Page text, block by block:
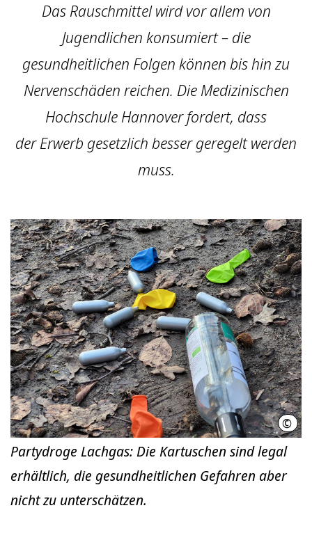
Das Rauschmittel wird vor allem von
Jugendlichen konsumiert – die
gesundheitlichen Folgen können bis hin zu
Nervenschäden reichen. Die Medizinischen
Hochschule Hannover fordert, dass
der Erwerb gesetzlich besser geregelt werden
muss.
©
Partydroge Lachgas: Die Kartuschen sind legal
erhältlich, die gesundheitlichen Gefahren aber
nicht zu unterschätzen.